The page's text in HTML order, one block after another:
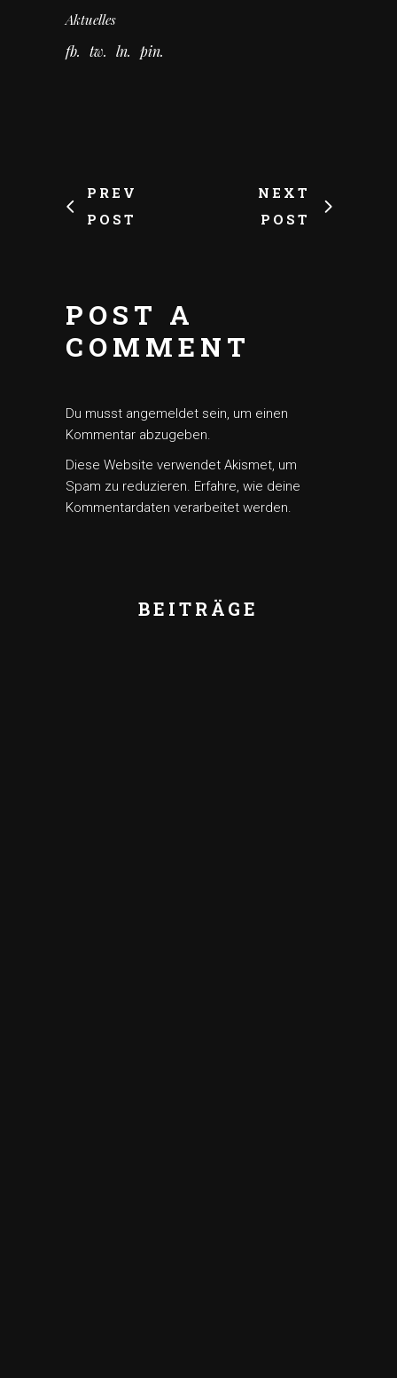
Aktuelles
fb tw ln pin
PREV
POST
NEXT
POST
POST A
COMMENT
Du musst angemeldet sein, um einen
Kommentar abzugeben.
Diese Website verwendet Akismet, um
Spam zu reduzieren. Erfahre, wie deine
Kommentardaten verarbeitet werden.
BEITRÄGE